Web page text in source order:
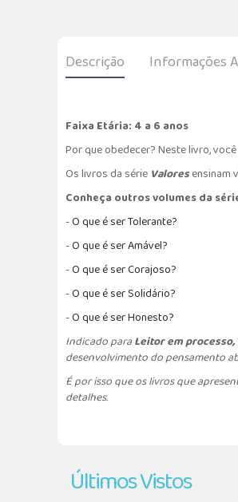
Descrição Informações
Faixa Etária: 4 a 6 anos
Por que obedecer? Neste livro,
Os livros da série Valoresensinam
Conheça outros volumes da
-O que é ser Tolerante?
-O que é serAmável?
-O que é ser Corajoso?
-O que é ser Solidário?
-O que é ser Honesto?
Indicado paraLeitor em processo,
desenvolvimento do pensamento
É por isso que os livros que
detalhes.
Últimos Vistos